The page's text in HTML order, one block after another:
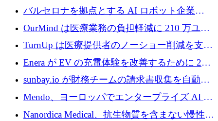
た 10 社
バルセロナを拠点とする AI ロボット企業
Theker が 8,500 万ドルを調達
OurMind は医療業務の負担軽減に 210 万ユー
ロを寄付
TurnUp は医療提供者のノーショー削減を支援
するために 200 万ユーロを調達
Enera が EV の充電体験を改善するために 200
万ドルを調達
sunbay.io が財務チームの請求書収集を自動化
するために 55 万ユーロを調達
Mendo、ヨーロッパでエンタープライズ AI 導
入を拡大するために 1,200 万ユーロを確保
Nanordica Medical、抗生物質を含まない慢性創